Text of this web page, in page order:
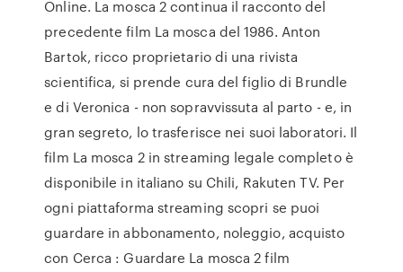
Online. La mosca 2 continua il racconto del
precedente film La mosca del 1986. Anton
Bartok, ricco proprietario di una rivista
scientifica, si prende cura del figlio di Brundle
e di Veronica - non sopravvissuta al parto - e, in
gran segreto, lo trasferisce nei suoi laboratori. Il
film La mosca 2 in streaming legale completo è
disponibile in italiano su Chili, Rakuten TV. Per
ogni piattaforma streaming scopri se puoi
guardare in abbonamento, noleggio, acquisto
con Cerca : Guardare La mosca 2 film